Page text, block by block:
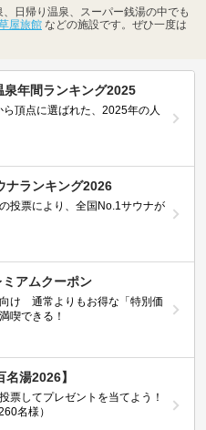
日帰り温泉、スーパー銭湯の中でも
屋旅館 などの施設です。ぜひ一度は
泉年間ランキング2025
頂点に選ばれた、2025年の人
ナランキング2026
投票により、全国No.1サウナが
アムクーポン
け 通常よりもお得な「特別価
喫できる！
名湯2026】
票してプレゼントを当てよう！
名様）